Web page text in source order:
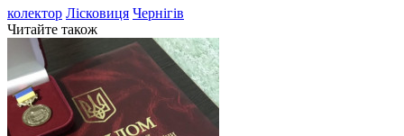
колектор Лісковиця Чернігів
Читайте також